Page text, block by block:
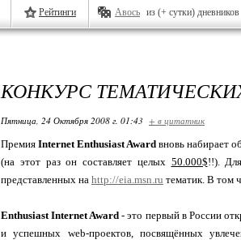
Рейтинги Авось из (+ сутки) дневников
КОНКУРС
Пятница, 24 Октября 2008 г. 01:43 + в цитатник
ПремияInternet Enthusiast Award вновь набирает
(на этот раз он составляет целых 50.000$!!).
представленных на http://eia.msn.ru тематик. В том
Enthusiast Internet Award - это первый в России
и успешных web-проектов, посвящённых